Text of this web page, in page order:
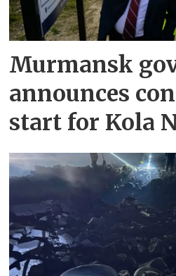
Murmansk
announces
start for Kola